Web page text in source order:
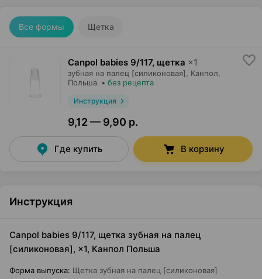
Все формы Щетка
Canpol babies 9/117, щетка ×1
зубная на палец [силиконовая], Канпол
Польша • без рецепта
Инструкция
9,12 — 9,90 р.
Где купить В корзину
Инструкция
Canpol babies 9/117, щетка зубная на палец
[силиконовая], ×1, Канпол Польша
Форма выпуска: Щетка зубная на палец [силиконовая]